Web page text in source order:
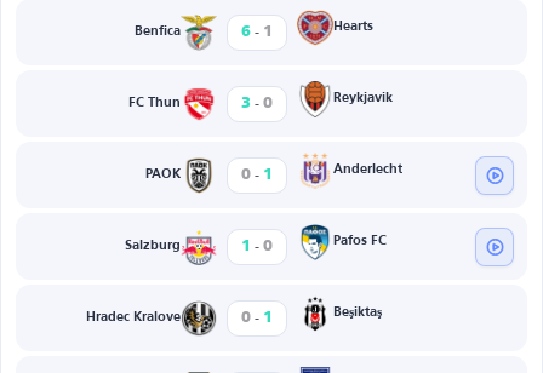
Benfica 6 - 1 Hearts
FC Thun 3 - 0 Reykjavik
PAOK 0 - 1 Anderlecht
Salzburg 1 - 0 Pafos FC
Hradec Kralove 0 - 1 Beşiktaş